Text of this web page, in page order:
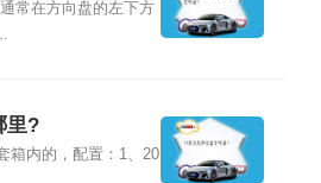
常在方向盘的左下方
里?
箱内的，配置：1、20